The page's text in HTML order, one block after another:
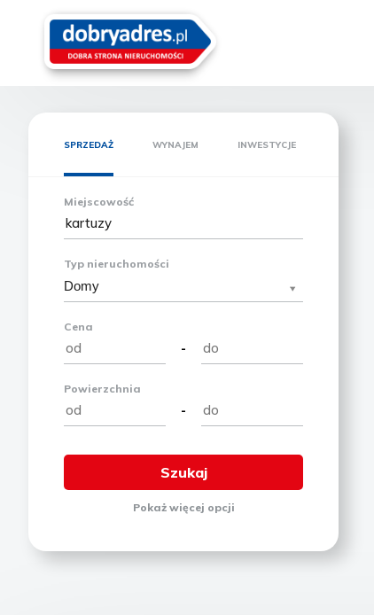
SPRZEDAŻ WYNAJEM INWESTYCJE
Miejscowość
Typ nieruchomości
Domy
Cena
-
Powierzchnia
-
Pokaż więcej opcji